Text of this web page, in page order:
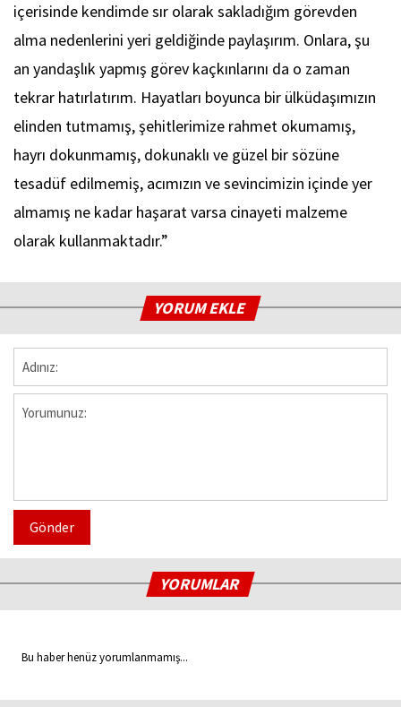
içerisinde kendimde sır olarak sakladığım görevden
alma nedenlerini yeri geldiğinde paylaşırım. Onlara, şu
an yandaşlık yapmış görev kaçkınlarını da o zaman
tekrar hatırlatırım. Hayatları boyunca bir ülküdaşımızın
elinden tutmamış, şehitlerimize rahmet okumamış,
hayrı dokunmamış, dokunaklı ve güzel bir sözüne
tesadüf edilmemiş, acımızın ve sevincimizin içinde yer
almamış ne kadar haşarat varsa cinayeti malzeme
olarak kullanmaktadır.”
YORUM EKLE
Gönder
YORUMLAR
Bu haber henüz yorumlanmamış...